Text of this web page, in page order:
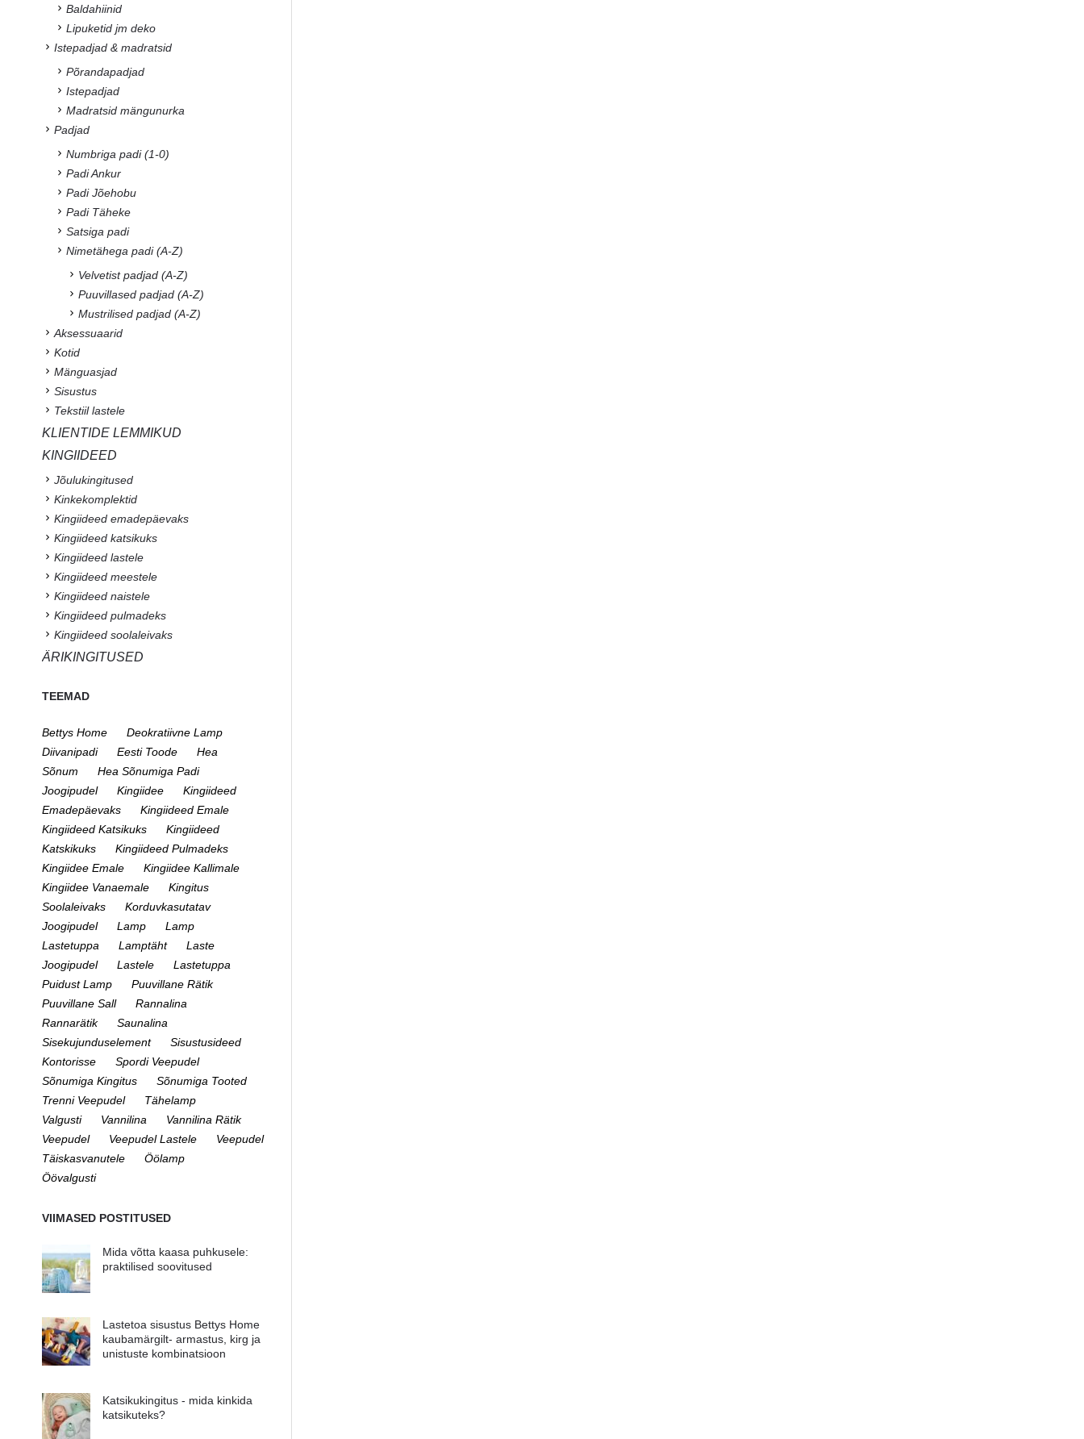
Baldahiinid
Lipuketid jm deko
Istepadjad & madratsid
Põrandapadjad
Istepadjad
Madratsid mängunurka
Padjad
Numbriga padi (1-0)
Padi Ankur
Padi Jõehobu
Padi Täheke
Satsiga padi
Nimetähega padi (A-Z)
Velvetist padjad (A-Z)
Puuvillased padjad (A-Z)
Mustrilised padjad (A-Z)
Aksessuaarid
Kotid
Mänguasjad
Sisustus
Tekstiil lastele
KLIENTIDE LEMMIKUD
KINGIIDEED
Jõulukingitused
Kinkekomplektid
Kingiideed emadepäevaks
Kingiideed katsikuks
Kingiideed lastele
Kingiideed meestele
Kingiideed naistele
Kingiideed pulmadeks
Kingiideed soolaleivaks
ÄRIKINGITUSED
TEEMAD
Bettys Home
Deokratiivne Lamp
Diivanipadi
Eesti Toode
Hea
Sõnum
Hea Sõnumiga Padi
Joogipudel
Kingiidee
Kingiideed
Emadepäevaks
Kingiideed Emale
Kingiideed Katsikuks
Kingiideed
Katskikuks
Kingiideed Pulmadeks
Kingiidee Emale
Kingiidee Kallimale
Kingiidee Vanaemale
Kingitus
Soolaleivaks
Korduvkasutatav
Joogipudel
Lamp
Lamp
Lastetuppa
Lamptäht
Laste
Joogipudel
Lastele
Lastetuppa
Puidust Lamp
Puuvillane Rätik
Puuvillane Sall
Rannalina
Rannarätik
Saunalina
Sisekujunduselement
Sisustusideed
Kontorisse
Spordi Veepudel
Sõnumiga Kingitus
Sõnumiga Tooted
Trenni Veepudel
Tähelamp
Valgusti
Vannilina
Vannilina Rätik
Veepudel
Veepudel Lastele
Veepudel
Täiskasvanutele
Öölamp
Öövalgusti
VIIMASED POSTITUSED
Mida võtta kaasa puhkusele:
praktilised soovitused
Lastetoa sisustus Bettys Home
kaubamärgilt- armastus, kirg ja
unistuste kombinatsioon
Katsikukingitus - mida kinkida
katsikuteks?